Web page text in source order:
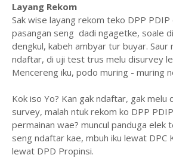
Layang Rekom
Sak wise layang rekom teko DPP
pasangan seng dadi ngagetke, soale
dengkul, kabeh ambyar tur buyar. Saur
ndaftar, di uji test trus melu disurvey
Mencereng iku, podo muring - muring
Kok iso Yo? Kan gak ndaftar, gak
survey, malah ntuk rekom ko DPP
permainan wae? muncul panduga elek
seng ndaftar kae, mbuh iku lewat DPC
lewat DPD Propinsi.